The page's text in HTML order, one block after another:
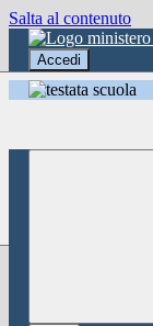
Salta al contenuto
Accedi
Accedi
button close ×